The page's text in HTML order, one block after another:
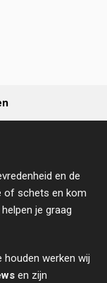
en de
of schets en kom
je graag
werken wij
en zijn